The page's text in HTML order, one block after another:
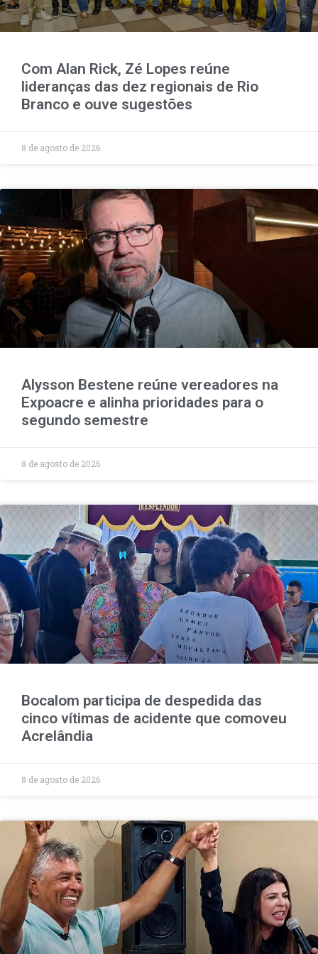
Com Alan Rick, Zé Lopes reúne
lideranças das dez regionais de Rio
Branco e ouve sugestões
8 de agosto de 2026
Alysson Bestene reúne vereadores na
Expoacre e alinha prioridades para o
segundo semestre
8 de agosto de 2026
Bocalom participa de despedida das
cinco vítimas de acidente que comoveu
Acrelândia
8 de agosto de 2026